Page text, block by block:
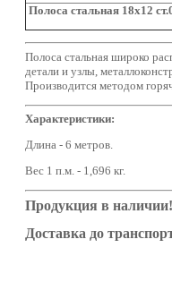
Полоса стальная 18х12
Полоса стальная широко
детали и узлы,
Производится методом
Характеристики:
Длина - 6 метров.
Вес 1 п.м. - 1,696 кг.
Продукция в наличии!
Доставка до